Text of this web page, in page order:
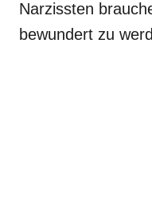
Narzissten
bewundert zu